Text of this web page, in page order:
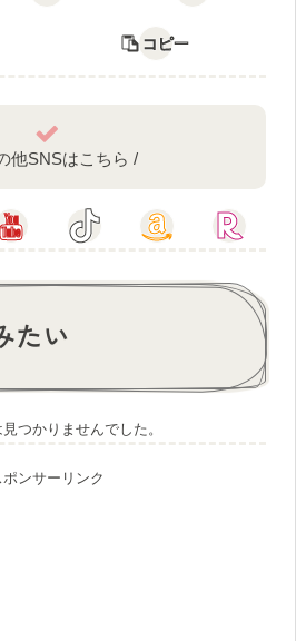
コピー
他SNSはこちら /
たい
つかりませんでした。
ポンサーリンク